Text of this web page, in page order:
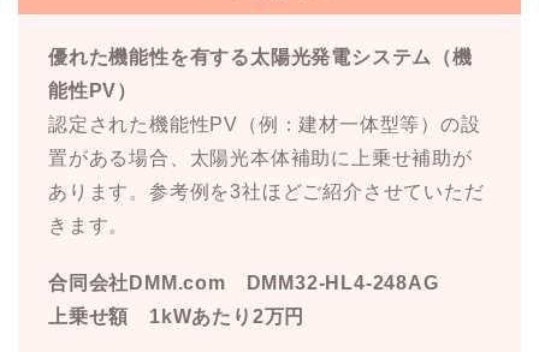
優れた機能性を有する太陽光発電システム（機
能性PV）
認定された機能性PV（例：建材一体型等）の設
置がある場合、太陽光本体補助に上乗せ補助が
あります。参考例を3社ほどご紹介させていただ
きます。
合同会社DMM.com DMM32-HL4-248AG
上乗せ額 1kWあたり2万円